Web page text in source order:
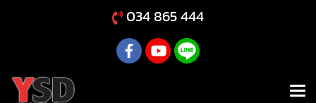
034 865 444